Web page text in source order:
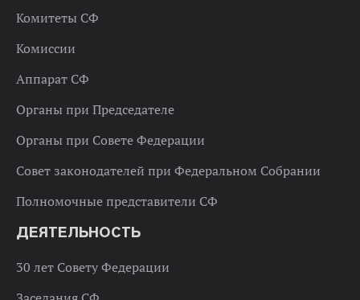
Комитеты СФ
Комиссии
Аппарат СФ
Органы при Председателе
Органы при Совете Федерации
Совет законодателей при Федеральном Собрании
Полномочные представители СФ
ДЕЯТЕЛЬНОСТЬ
30 лет Совету Федерации